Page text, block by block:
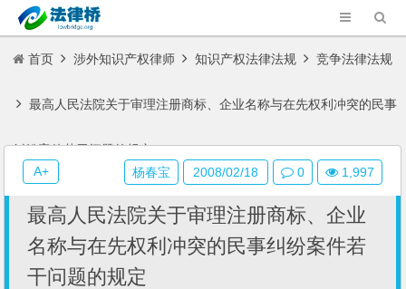
首页 涉外知识产权律师 知识产权法律法规 竞争法律法规
最高人民法院关于审理注册商标、企业名称与在先权利冲突的民事
纠纷案件若干问题的规定
最高人民法院关于审理注册商标、企业
名称与在先权利冲突的民事纠纷案件若
干问题的规定
杨春宝 2008/02/18 0 1,997
A+